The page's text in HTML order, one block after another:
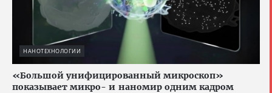
НАНОТЕХНОЛОГИИ
«Большой унифицированный микроскоп»
показывает микро- и наномир одним кадром